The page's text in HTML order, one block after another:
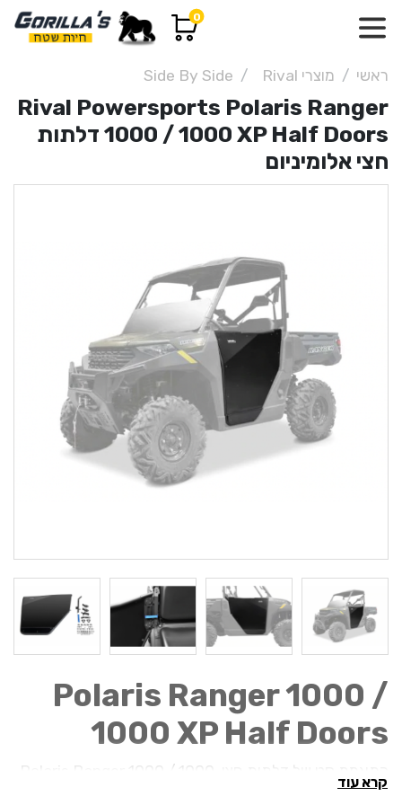
0
ראשי מוצרי Rival Side By Side
Rival Powersports Polaris Ranger
1000 / 1000 XP Half Doors דלתות
חצי אלומיניום
Polaris Ranger 1000 /
1000 XP Half Doors
התאמת סט של דלתות חצי Polaris Ranger 1000 / 1000
קרא עוד